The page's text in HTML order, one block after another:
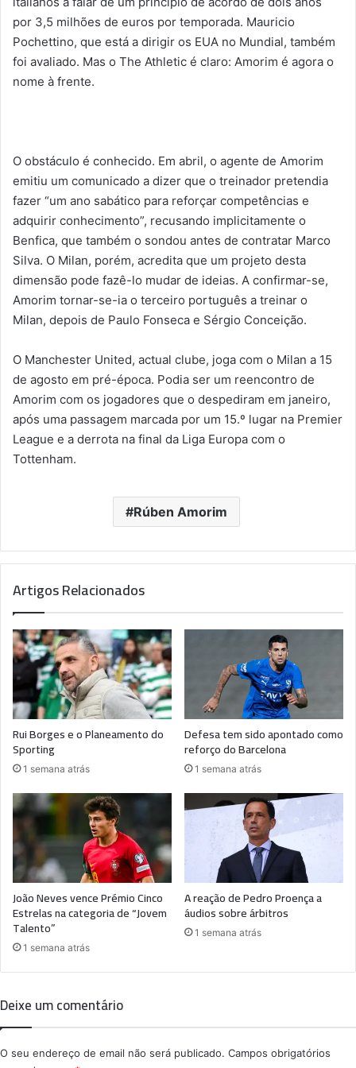
por 3,5 milhões de euros por temporada. Mauricio
Pochettino, que está a dirigir os EUA no Mundial, também
foi avaliado. Mas o The Athletic é claro: Amorim é agora o
nome à frente.
O obstáculo é conhecido. Em abril, o agente de Amorim
emitiu um comunicado a dizer que o treinador pretendia
fazer “um ano sabático para reforçar competências e
adquirir conhecimento”, recusando implicitamente o
Benfica, que também o sondou antes de contratar Marco
Silva. O Milan, porém, acredita que um projeto desta
dimensão pode fazê-lo mudar de ideias. A confirmar-se,
Amorim tornar-se-ia o terceiro português a treinar o
Milan, depois de Paulo Fonseca e Sérgio Conceição.
O Manchester United, actual clube, joga com o Milan a 15
de agosto em pré-época. Podia ser um reencontro de
Amorim com os jogadores que o despediram em janeiro,
após uma passagem marcada por um 15.º lugar na Premier
League e a derrota na final da Liga Europa com o
Tottenham.
Rúben Amorim
Artigos Relacionados
Rui Borges e o Planeamento do
Sporting
1 semana atrás
Defesa tem sido apontado como
reforço do Barcelona
1 semana atrás
João Neves vence Prémio Cinco
Estrelas na categoria de “Jovem
Talento”
1 semana atrás
A reação de Pedro Proença a
áudios sobre árbitros
1 semana atrás
Deixe um comentário
O seu endereço de email não será publicado. Campos obrigatórios